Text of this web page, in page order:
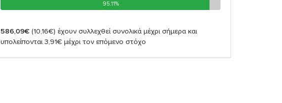
95.11%
95.11%
586,09€ (10,16€) έχουν συλλεχθεί συνολικά μέχρι σήμερα και
υπολείπονται 3,91€ μέχρι τον επόμενο στόχο